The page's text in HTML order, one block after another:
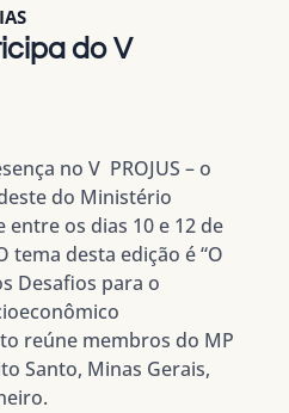
do V
no V PROJUS – o
do Ministério
entre os dias 10 e 12 de
tema desta edição é “O
Desafios para o
reúne membros do MP
Santo, Minas Gerais,